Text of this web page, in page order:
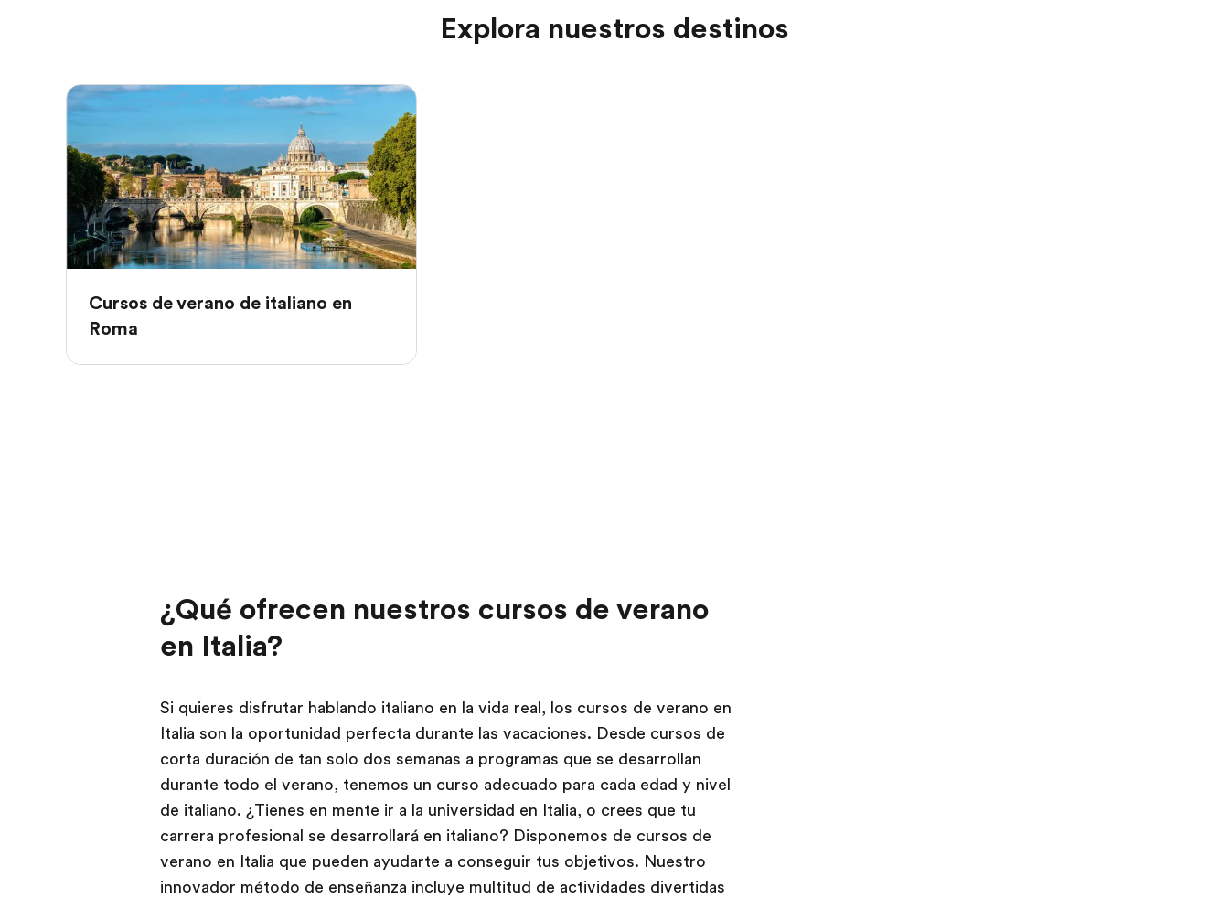
Explora nuestros destinos
Cursos de verano de italiano en
Roma
¿Qué ofrecen nuestros cursos de verano
en Italia?
Si quieres disfrutar hablando italiano en la vida real, los cursos de verano en
Italia son la oportunidad perfecta durante las vacaciones. Desde cursos de
corta duración de tan solo dos semanas a programas que se desarrollan
durante todo el verano, tenemos un curso adecuado para cada edad y nivel
de italiano. ¿Tienes en mente ir a la universidad en Italia, o crees que tu
carrera profesional se desarrollará en italiano? Disponemos de cursos de
verano en Italia que pueden ayudarte a conseguir tus objetivos. Nuestro
innovador método de enseñanza incluye multitud de actividades divertidas